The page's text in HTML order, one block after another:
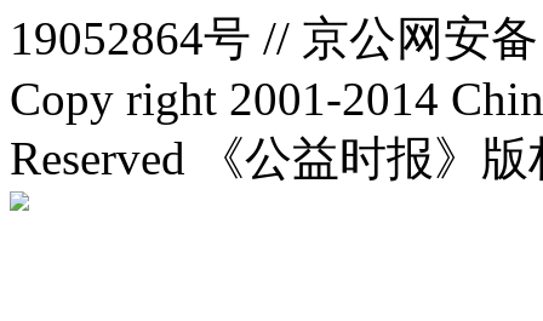
19052864号 // 京公网安
Copy right 2001-2014
Reserved 《公益时报》